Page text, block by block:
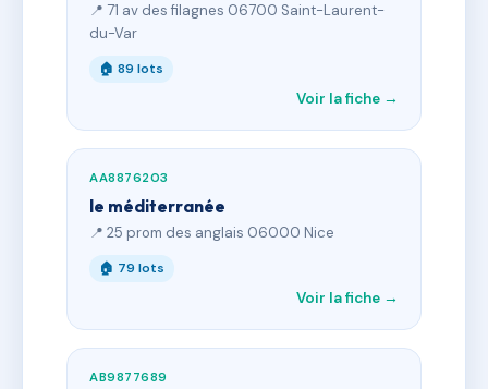
📍 71 av des filagnes 06700 Saint-Laurent-
du-Var
🏠 89 lots
Voir la fiche →
AA8876203
le méditerranée
📍 25 prom des anglais 06000 Nice
🏠 79 lots
Voir la fiche →
AB9877689